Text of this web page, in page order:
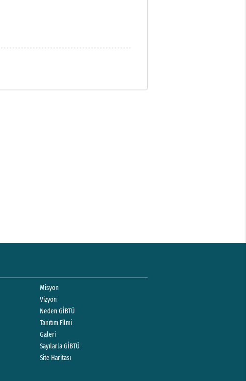
Misyon
Vizyon
Neden GİBTÜ
Tanıtım Filmi
Galeri
Sayılarla GİBTÜ
Site Haritası